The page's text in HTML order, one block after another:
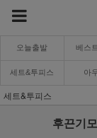
오늘출발 베스
세트&투피스 아
세트&투피스
후끈기